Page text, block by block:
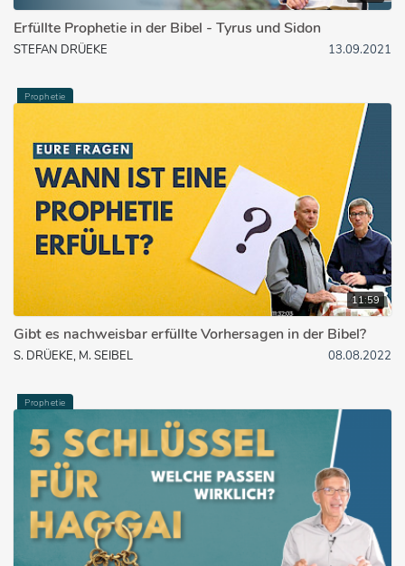
Erfüllte Prophetie in der Bibel - Tyrus und Sidon
STEFAN DRÜEKE 13.09.2021
Prophetie
11:59
Gibt es nachweisbar erfüllte Vorhersagen in der Bibel?
S. DRÜEKE, M. SEIBEL 08.08.2022
Prophetie